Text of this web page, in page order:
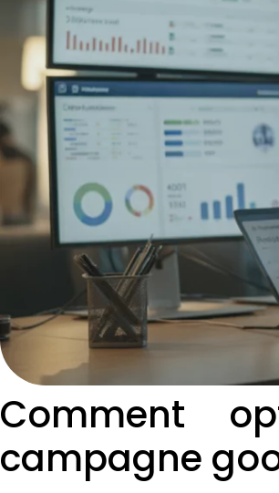
Comment
campagne